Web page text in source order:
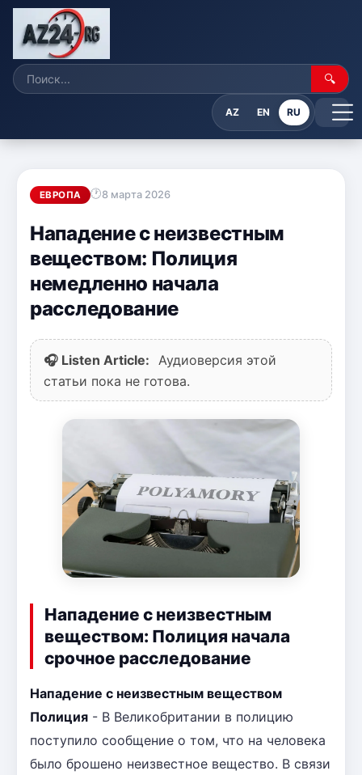
🔍
AZ EN RU
ЕВРОПА 8 марта 2026
Нападение с неизвестным
веществом: Полиция
немедленно начала
расследование
🎧 Listen Article:
Аудиоверсия этой
статьи пока не готова.
Нападение с неизвестным
веществом: Полиция начала
срочное расследование
Нападение с неизвестным веществом
Полиция - В Великобритании в полицию
поступило сообщение о том, что на человека
было брошено неизвестное вещество. В связи